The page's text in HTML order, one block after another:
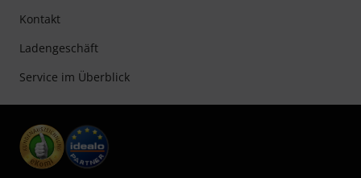
Kontakt
Ladengeschäft
Service im Überblick